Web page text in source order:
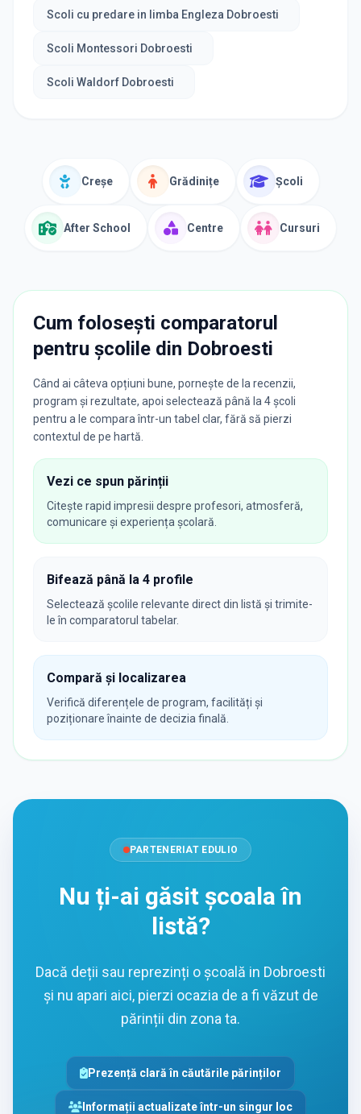
Scoli cu predare in limba Engleza Dobroesti
Scoli Montessori Dobroesti
Scoli Waldorf Dobroesti
Creșe Grădinițe Școli
After School Centre Cursuri
Cum folosești comparatorul
pentru școlile din Dobroesti
Când ai câteva opțiuni bune, pornește de la recenzii,
program și rezultate, apoi selectează până la 4 școli
pentru a le compara într-un tabel clar, fără să pierzi
contextul de pe hartă.
Vezi ce spun părinții
Citește rapid impresii despre profesori, atmosferă,
comunicare și experiența școlară.
Bifează până la 4 profile
Selectează școlile relevante direct din listă și trimite-
le în comparatorul tabelar.
Compară și localizarea
Verifică diferențele de program, facilități și
poziționare înainte de decizia finală.
PARTENERIAT EDULIO
Nu ți-ai găsit școala în
listă?
Dacă deții sau reprezinți o școală in Dobroesti
și nu apari aici, pierzi ocazia de a fi văzut de
părinții din zona ta.
Prezență clară în căutările părinților
Informații actualizate într-un singur loc